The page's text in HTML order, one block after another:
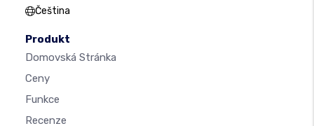
Čeština
Produkt
Domovská Stránka
Ceny
Funkce
Recenze